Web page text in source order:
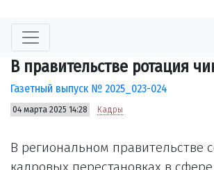
В правительстве ротация
Газетный выпуск № 2025_023-024
04 марта 2025 14:28 Кадры
В региональном правительстве